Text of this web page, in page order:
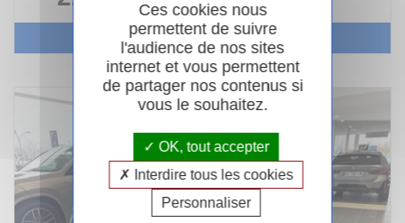
Voir le véhicule
Ces cookies nous
permettent de suivre
l'audience de nos sites
internet et vous permettent
de partager nos contenus si
vous le souhaitez.
OK, tout accepter
Interdire tous les cookies
Personnaliser